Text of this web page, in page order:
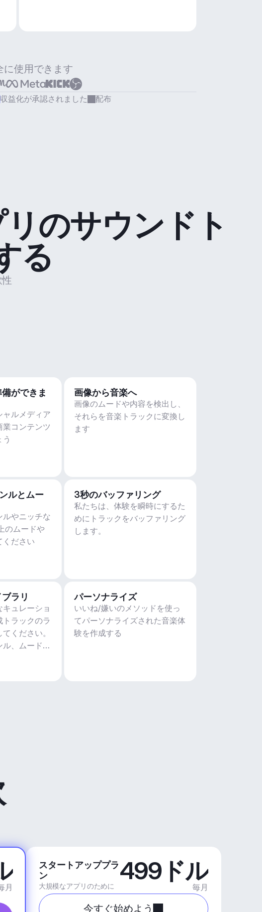
に使用できます
収益化が承認されました 配布
のサウンドト
る
ができま
ャルメディア
コンテンツ
画像から音楽へ
画像のムードや内容を検出し、
それらを音楽トラックに変換し
ます
ルとムー
ルやニッチな
のムードや
ください
3秒のバッファリング
私たちは、体験を瞬時にするた
めにトラックをバッファリング
します。
ラリ
ュレーショ
トラックのラ
ください。
ル、ムード、
パーソナライズ
いいね/嫌いのメソッドを使っ
てパーソナライズされた音楽体
験を作成する
月
スタートアッププラ
ン
大規模なアプリのために
499ドル
毎月
今すぐ始めよう